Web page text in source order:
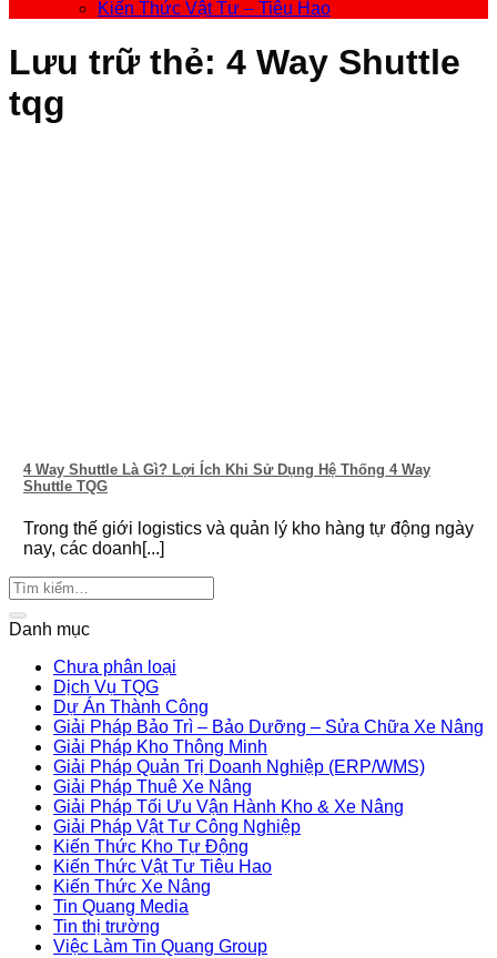
Kiến Thức Vật Tư – Tiêu Hao
Lưu trữ thẻ: 4 Way Shuttle
tqg
4 Way Shuttle Là Gì? Lợi Ích Khi Sử Dụng Hệ Thống 4 Way
Shuttle TQG
Trong thế giới logistics và quản lý kho hàng tự động ngày
nay, các doanh[...]
Danh mục
Chưa phân loại
Dịch Vụ TQG
Dự Án Thành Công
Giải Pháp Bảo Trì – Bảo Dưỡng – Sửa Chữa Xe Nâng
Giải Pháp Kho Thông Minh
Giải Pháp Quản Trị Doanh Nghiệp (ERP/WMS)
Giải Pháp Thuê Xe Nâng
Giải Pháp Tối Ưu Vận Hành Kho & Xe Nâng
Giải Pháp Vật Tư Công Nghiệp
Kiến Thức Kho Tự Động
Kiến Thức Vật Tư Tiêu Hao
Kiến Thức Xe Nâng
Tin Quang Media
Tin thị trường
Việc Làm Tin Quang Group